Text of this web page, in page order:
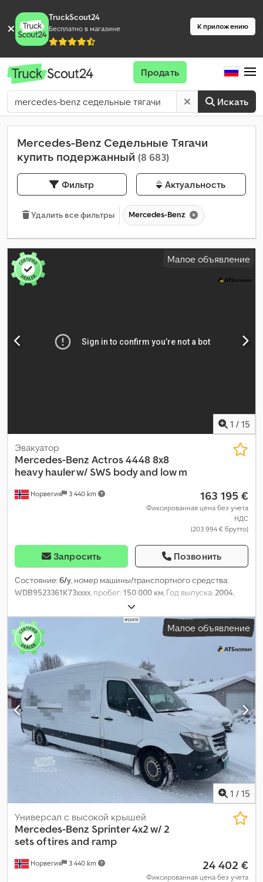
TruckScout24
Бесплатно в магазине К приложению
Искать
Продать
Mercedes-Benz Седельные Тягачи
купить подержанный (8 683)
Фильтр Актуальность
Удалить все фильтры Mercedes-Benz
Малое объявление
1 / 15
Норвегия 3 440 km
Эвакуатор
Mercedes-Benz Actros 4448 8x8
heavy hauler w/ SWS body and low m
163 195 €
Фиксированная цена без учета
НДС
(203 994 € брутто)
Запросить Позвонить
Состояние:б/у, номер машины/транспортного средства:
WDB9523361K73xxxx, пробег:150 000 км, Год выпуска:2004,
Малое объявление
1 / 15
Норвегия 3 440 km
Универсал с высокой крышей
Mercedes-Benz Sprinter 4x2 w/ 2
sets of tires and ramp
24 402 €
Фиксированная цена без учета